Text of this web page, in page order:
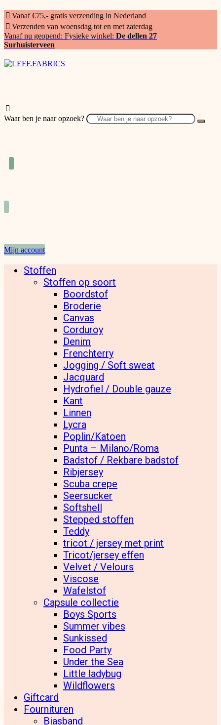
Vanaf €75,- gratis verzending in Nederland
Verzenden van woensdag tot en met zaterdag
Vanaf nu geopend: Fysieke winkel: De dellen 27
Surhuisterveen
Waar ben je naar opzoek?
Mijn account
Stoffen
Stoffen op soort
Boordstof
Broderie
Canvas
Corduroy
Denim
Frenchterry
Jogging / Soft sweat
Jacquard
Hydrofiel / Double gauze
Kant
Linnen
Lycra
Poplin/Katoen
Punta – Milano/Roma
Badstof / Rekbare badstof
Ribjersey
Scuba crepe
Seersucker
Softshell
Stepped stoffen
Teddy
tricot / jersey met print
Tricot/jersey effen
Velvet / Velours
Viscose
Wafelstof
Capsule collectie
Boys Sports
Summer vibes
Sunkissed
Food Party
Under the Sea
Little ladybug
Wildflowers
Giftcard
Fournituren
Biasband